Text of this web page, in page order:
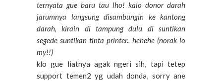
ternyata gue baru tau lho! kalo donor darah
jarumnya langsung disambungin ke kantong
darah, kirain di tampung dulu di suntikan
segede suntikan tinta printer.. hehehe (norak lo
my!!)
klo gue liatnya agak ngeri sih, tapi tetep
support temen2 yg udah donda, sorry ane